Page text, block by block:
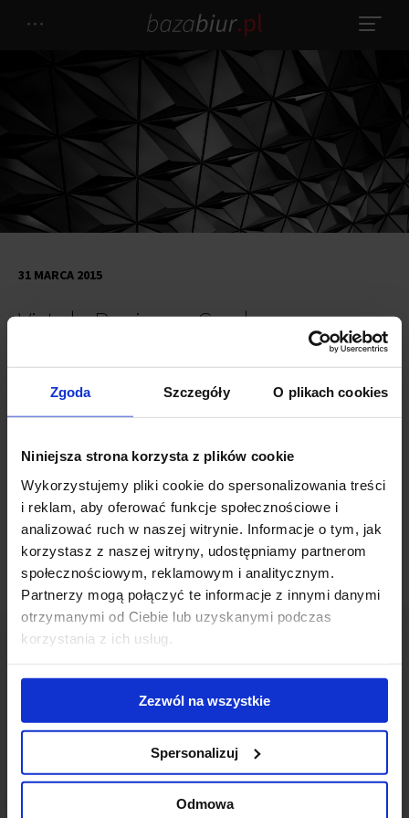
Zgoda Szczegóły O plikach cookies
Niniejsza strona korzysta z plików cookie
Wykorzystujemy pliki cookie do spersonalizowania treści
i reklam, aby oferować funkcje społecznościowe i
analizować ruch w naszej witrynie. Informacje o tym, jak
korzystasz z naszej witryny, udostępniamy partnerom
społecznościowym, reklamowym i analitycznym.
Partnerzy mogą połączyć te informacje z innymi danymi
otrzymanymi od Ciebie lub uzyskanymi podczas
korzystania z ich usług.
Zezwól na wszystkie
Spersonalizuj
Odmowa
Vistula Business Garden w
31 MARCA 2015
000 m2 powierzchni biurowej do wynajęcia.
Przeczytaj również Informacje prasowe
Skontaktuj się z nami